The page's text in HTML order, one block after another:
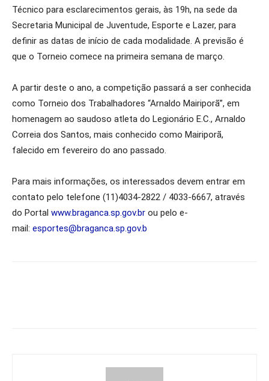
Técnico para esclarecimentos gerais, às 19h, na sede da
Secretaria Municipal de Juventude, Esporte e Lazer, para
definir as datas de início de cada modalidade. A previsão é
que o Torneio comece na primeira semana de março.
A partir deste o ano, a competição passará a ser conhecida
como Torneio dos Trabalhadores “Arnaldo Mairiporã”, em
homenagem ao saudoso atleta do Legionário E.C., Arnaldo
Correia dos Santos, mais conhecido como Mairiporã,
falecido em fevereiro do ano passado.
Para mais informações, os interessados devem entrar em
contato pelo telefone (11)4034-2822 / 4033-6667, através
do Portal www.braganca.sp.gov.br ou pelo e-
mail: esportes@braganca.sp.gov.b